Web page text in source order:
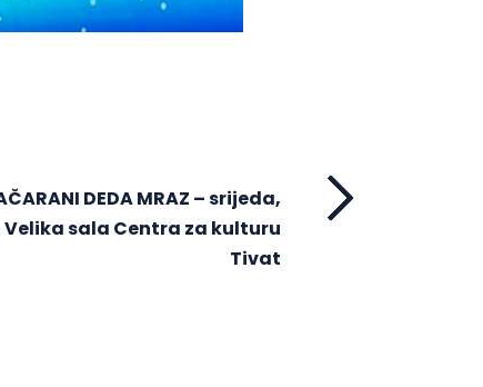
DEDA MRAZ – srijeda,
– Velika sala Centra za kulturu
Tivat